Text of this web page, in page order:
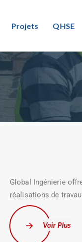
Projets QHSE
Global Ingénierie
réalisations de
Voir Plus